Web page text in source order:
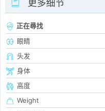
更多细节
正在尋找
眼睛
头发
身体
高度
Weight